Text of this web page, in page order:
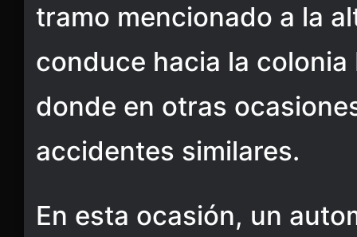
tramo mencionado a la
conduce hacia la colonia
donde en otras
accidentes similares.
En esta ocasión, un